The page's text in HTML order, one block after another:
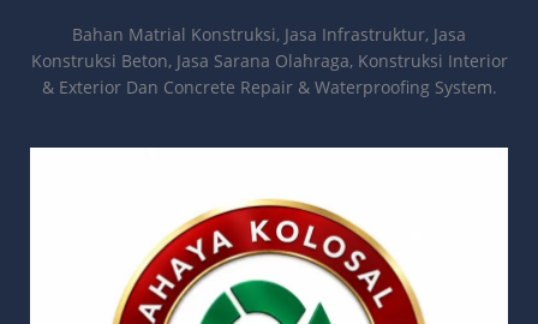
Bahan Matrial Konstruksi, Jasa Infrastruktur, Jasa
Konstruksi Beton, Jasa Sarana Olahraga, Konstruksi Interior
& Exterior Dan Concrete Repair & Waterproofing System.